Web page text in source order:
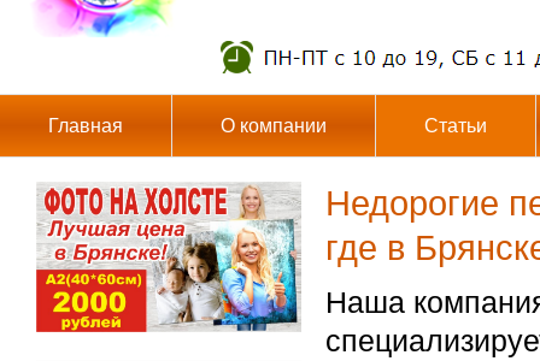
Главная О компании Статьи
Недорогие
где в
Наша